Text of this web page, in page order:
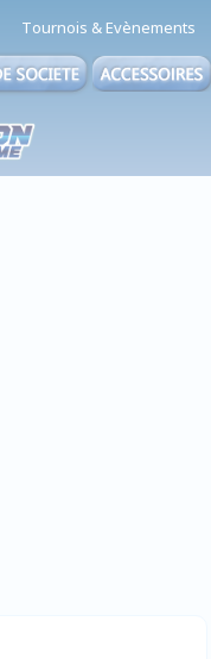
Tournois & Evènements